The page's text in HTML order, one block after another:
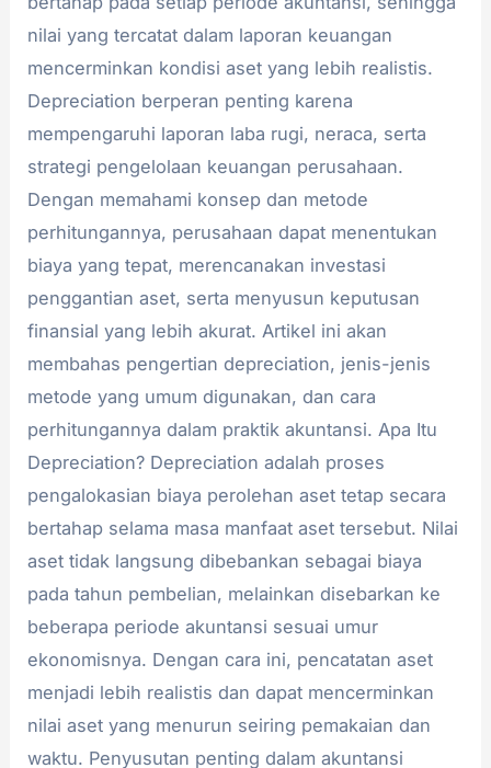
nilai yang tercatat dalam laporan keuangan
mencerminkan kondisi aset yang lebih realistis.
Depreciation berperan penting karena
mempengaruhi laporan laba rugi, neraca, serta
strategi pengelolaan keuangan perusahaan.
Dengan memahami konsep dan metode
perhitungannya, perusahaan dapat menentukan
biaya yang tepat, merencanakan investasi
penggantian aset, serta menyusun keputusan
finansial yang lebih akurat. Artikel ini akan
membahas pengertian depreciation, jenis-jenis
metode yang umum digunakan, dan cara
perhitungannya dalam praktik akuntansi. Apa Itu
Depreciation? Depreciation adalah proses
pengalokasian biaya perolehan aset tetap secara
bertahap selama masa manfaat aset tersebut. Nilai
aset tidak langsung dibebankan sebagai biaya
pada tahun pembelian, melainkan disebarkan ke
beberapa periode akuntansi sesuai umur
ekonomisnya. Dengan cara ini, pencatatan aset
menjadi lebih realistis dan dapat mencerminkan
nilai aset yang menurun seiring pemakaian dan
waktu. Penyusutan penting dalam akuntansi